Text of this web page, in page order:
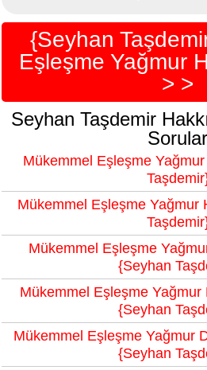
{Seyhan
Eşleşme Yağmur
> >
Seyhan Taşdemir
Sorular
Mükemmel Eşleşme
Mükemmel Eşleşme Yağmur
Mükemmel Eşleşme
{Seyhan
Mükemmel Eşleşme Yağmur
{Seyhan
Mükemmel Eşleşme Yağmur
{Seyhan